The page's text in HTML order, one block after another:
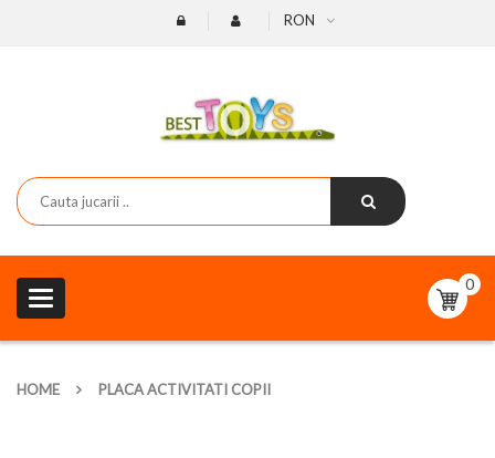
RON
Toggle
navigation
0
HOME PLACA ACTIVITATI COPII